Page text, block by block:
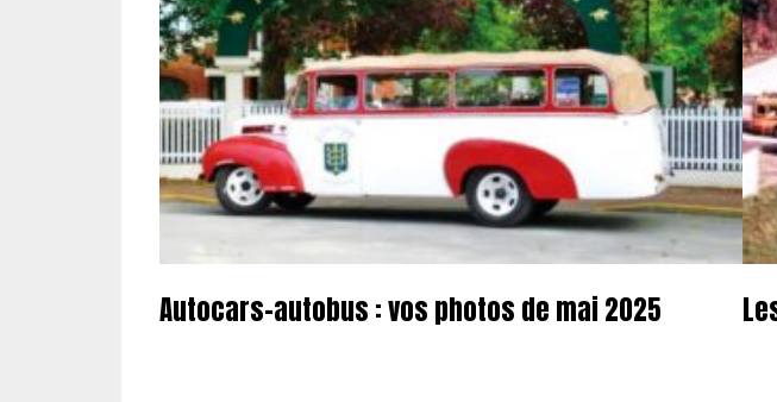
Autocars-autobus : vos photos de mai 2025